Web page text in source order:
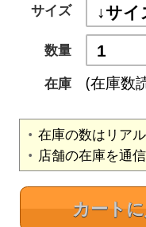
サイズ
数量
在庫
(在庫数
在庫の数はリア
店舗の在庫を通
カート